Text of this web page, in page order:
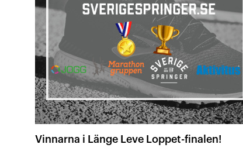
Vinnarna i Länge Leve Loppet-finalen!